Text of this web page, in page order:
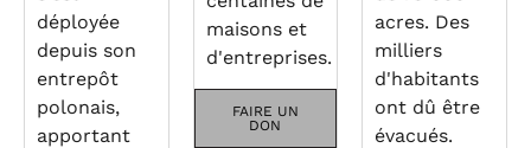
déployée
depuis son
entrepôt
polonais,
apportant
maisons et
d'entreprises.
FAIRE UN
DON
acres. Des
milliers
d'habitants
ont dû être
évacués.